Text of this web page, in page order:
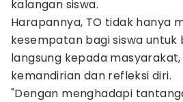
kalangan siswa.
Harapannya, TO tidak hanya
kesempatan bagi siswa
langsung kepada
kemandirian dan refleksi diri.
"Dengan menghadapi